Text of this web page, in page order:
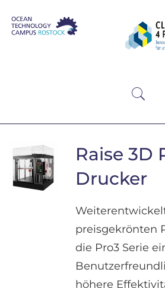
Raise 3D
Drucker
preisgekrönten
die Pro3 Serie
höhere